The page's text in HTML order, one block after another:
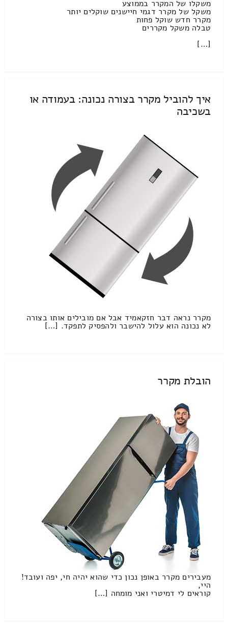
משקלו של המקרר בממוצע
משקל של מקרר דגמי חיישנים שוקלים יותר
מקרר חדש שוקל פחות
טבלה משקל מקררים
[…]
איך להוביל מקרר בצורה נכונה: בעמודה או
בשכיבה
מקרר נראה דבר חזקאמיד אבל אם מובילים אותו בצורה
לא נכונה הוא עלול להישבר ולהפסיק לתפקד. […]
הובלת מקרר
מעבירים מקרר באופן נכון כדי שהוא יהיה חי, יפה ועובד!
היי,
קוראים לי דמיטרי ואני מומחה […]